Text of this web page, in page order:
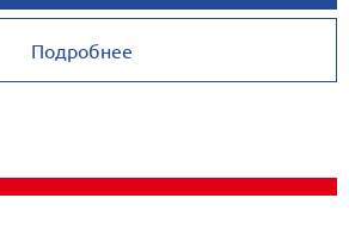
Подробнее